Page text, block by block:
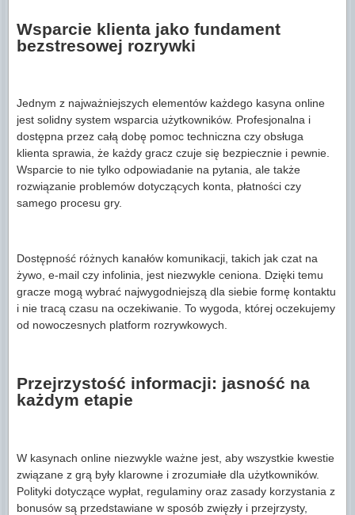
Wsparcie klienta jako fundament
bezstresowej rozrywki
Jednym z najważniejszych elementów każdego kasyna online
jest solidny system wsparcia użytkowników. Profesjonalna i
dostępna przez całą dobę pomoc techniczna czy obsługa
klienta sprawia, że każdy gracz czuje się bezpiecznie i pewnie.
Wsparcie to nie tylko odpowiadanie na pytania, ale także
rozwiązanie problemów dotyczących konta, płatności czy
samego procesu gry.
Dostępność różnych kanałów komunikacji, takich jak czat na
żywo, e-mail czy infolinia, jest niezwykle ceniona. Dzięki temu
gracze mogą wybrać najwygodniejszą dla siebie formę kontaktu
i nie tracą czasu na oczekiwanie. To wygoda, której oczekujemy
od nowoczesnych platform rozrywkowych.
Przejrzystość informacji: jasność na
każdym etapie
W kasynach online niezwykle ważne jest, aby wszystkie kwestie
związane z grą były klarowne i zrozumiałe dla użytkowników.
Polityki dotyczące wypłat, regulaminy oraz zasady korzystania z
bonusów są przedstawiane w sposób zwięzły i przejrzysty,